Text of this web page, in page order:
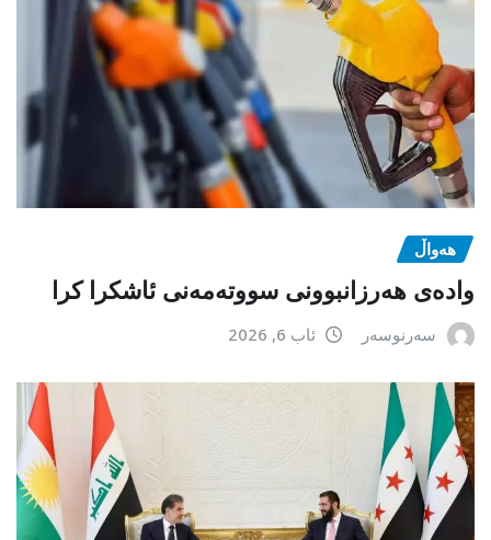
هەواڵ
وادەی هەرزانبوونی سووتەمەنی ئاشکرا کرا
سەرنوسەر ئاب 6, 2026